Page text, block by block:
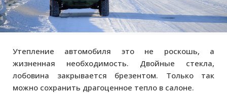
Утепление автомобиля это не роскошь, а
жизненная необходимость. Двойные стекла,
лобовина закрывается брезентом. Только так
можно сохранить драгоценное тепло в салоне.